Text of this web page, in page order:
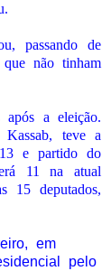
passando de
não tinham
após a eleição.
teve a
e partido do
11 na atual
15 deputados,
em
pelo